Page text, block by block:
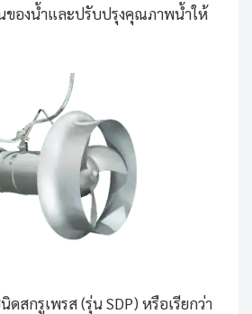
ของน้ำและปรับปรุงคุณภาพน้ำให้
ดสกรูเพรส (รุ่น SDP) หรือเรียกว่า